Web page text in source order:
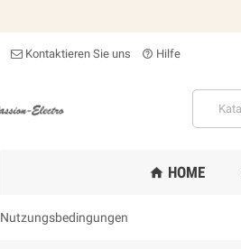
Kontaktieren Sie uns help_outline Hilfe
home HOME
Nutzungsbedingungen